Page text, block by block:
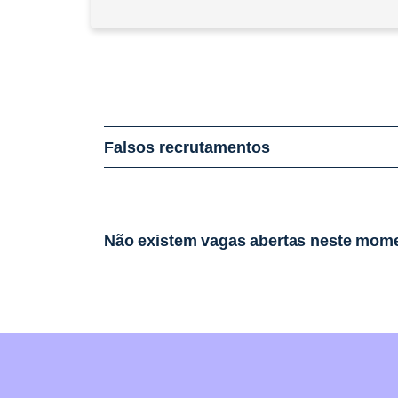
Falsos recrutamentos
Não existem vagas abertas neste